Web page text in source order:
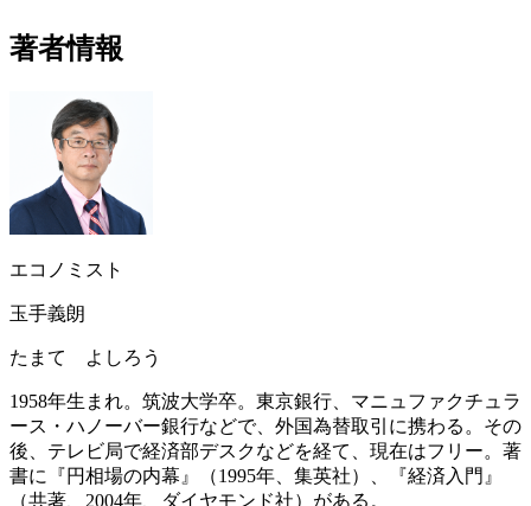
著者情報
エコノミスト
玉手義朗
たまて よしろう
1958年生まれ。筑波大学卒。東京銀行、マニュファクチュラ
ース・ハノーバー銀行などで、外国為替取引に携わる。その
後、テレビ局で経済部デスクなどを経て、現在はフリー。著
書に『円相場の内幕』（1995年、集英社）、『経済入門』
（共著、2004年、ダイヤモンド社）がある。